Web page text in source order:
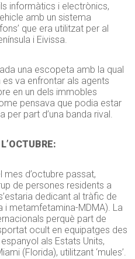
informàtics i electrònics,
amb un sistema
que era utilitzat per al
i Eivissa.
una escopeta amb la qual
va enfrontar als agents
en un dels immobles
pensava que podia estar
per part d’una banda rival.
mes d’octubre passat,
de persones residents a
dedicant al tràfic de
i metamfetamina-MDMA). La
perquè part de
ocult en equipatges des
als Estats Units,
(Florida), utilitzant ‘mules’.